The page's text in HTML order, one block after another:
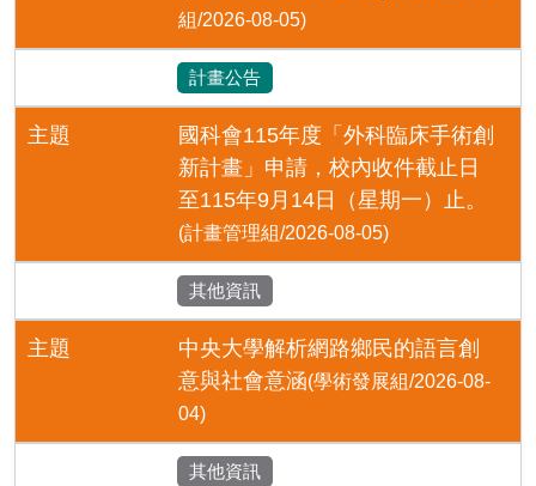
組/2026-08-05)
計畫公告
主題
國科會115年度「外科臨床手術創
新計畫」申請，校內收件截止日
至115年9月14日（星期一）止。
(計畫管理組/2026-08-05)
其他資訊
主題
中央大學解析網路鄉民的語言創
意與社會意涵(學術發展組/2026-08-
04)
其他資訊